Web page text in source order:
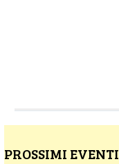
PROSSIMI EVENTI